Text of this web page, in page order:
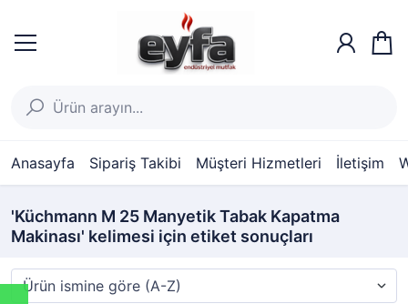
Anasayfa Sipariş Takibi Müşteri Hizmetleri İletişim
'Küchmann M 25 Manyetik Tabak Kapatma
Makinası' kelimesi için etiket sonuçları